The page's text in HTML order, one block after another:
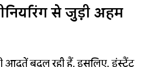
से जुड़ी अहम
आदतें बदल रही हैं. इसलिए, इंस्टैंट